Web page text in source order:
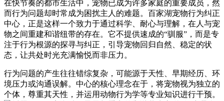
在快节奏的都市生活中，宠物已成为许多家庭的重要成员，然
而行为问题却时常成为困扰主人的难题。百家湖宠物行为纠正
中心，正是这样一个致力于通过科学、耐心与理解，在人与宠
物之间重建和谐纽带的存在。它不提供速成的“驯服”，而是专
注于行为根源的探寻与纠正，引导宠物回归自然、稳定的状
态，让共处时光充满愉悦而非压力。
行为问题的产生往往错综复杂，可能源于天性、早期经历、环
境压力或沟通误解。中心的核心理念在于，将宠物视为独立的
个体，尊重其天性，并运用动物行为学等专业知识进行干预。